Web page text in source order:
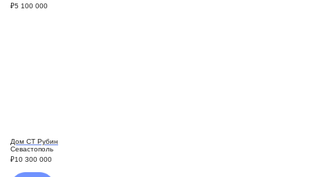
₽5 100 000
Дом СТ Рубин
Севастополь
₽10 300 000